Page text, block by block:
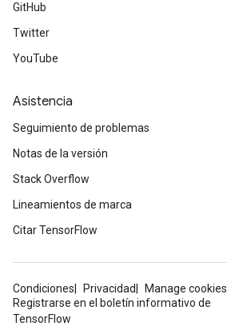
GitHub
Twitter
YouTube
Asistencia
Seguimiento de problemas
Notas de la versión
Stack Overflow
Lineamientos de marca
Citar TensorFlow
Condiciones Privacidad
Manage cookies
Registrarse en el boletín informativo de
TensorFlow